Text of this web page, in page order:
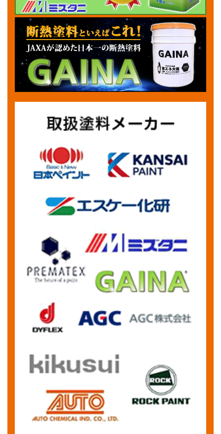
現場レポート
埼玉県さいたま市｜外壁塗装②周囲を養生してか